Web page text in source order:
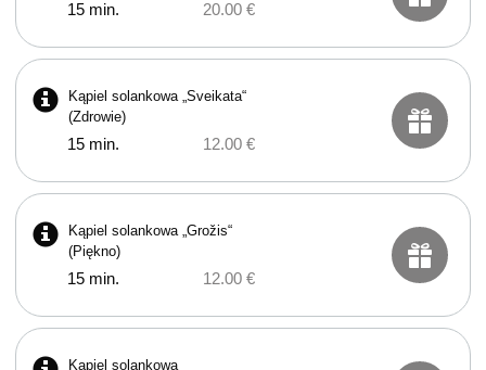
15 min. 20.00 €
Kąpiel solankowa „Sveikata“
(Zdrowie)
15 min. 12.00 €
Kąpiel solankowa „Grožis“
(Piękno)
15 min. 12.00 €
Kąpiel solankowa